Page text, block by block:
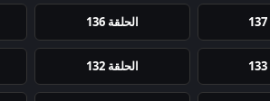
الحلقة 136
الحلقة 132